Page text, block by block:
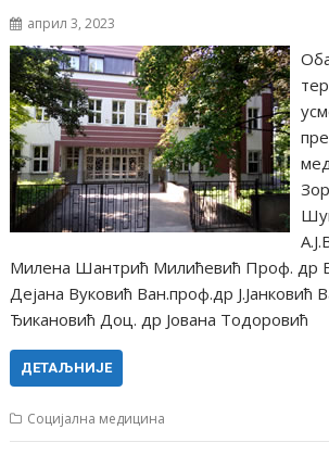
април 3, 2023
Милена Шантрић Милићевић Проф. др
Дејана Вуковић Ван.проф.др Ј.Јанковић
Ђикановић Доц. др Јована Тодоровић
ДЕТАЉНИЈЕ
Социјална медицина